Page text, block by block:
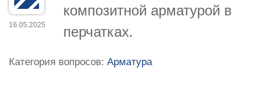
16.05.2025
композитной арматурой в
перчатках.
Категория вопросов: Арматура